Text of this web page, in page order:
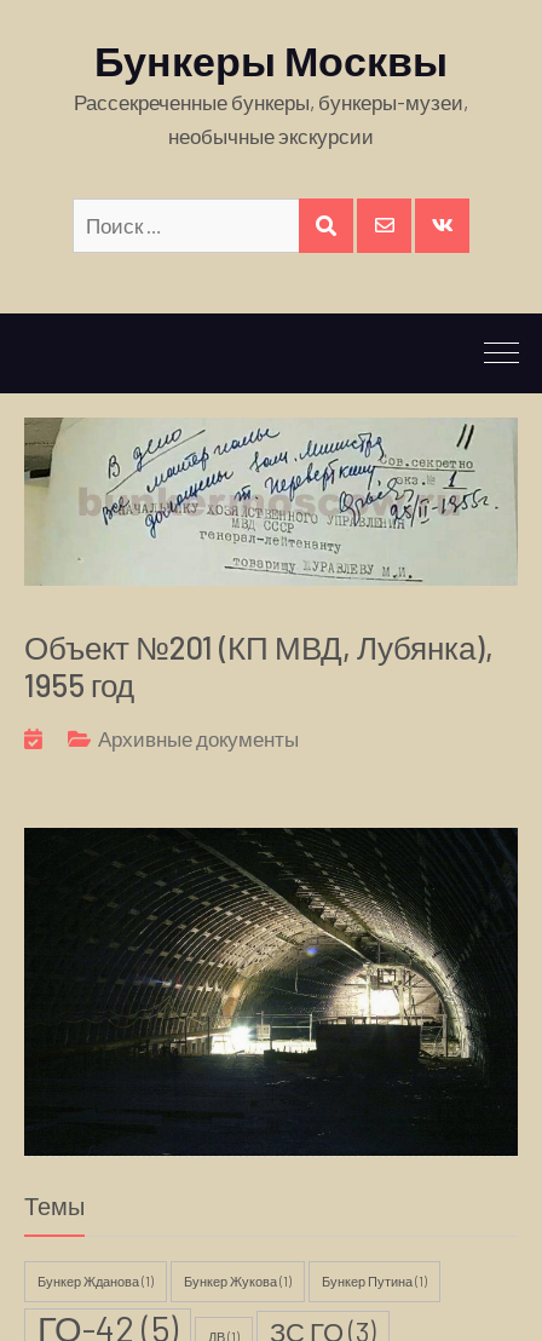
Бункеры Москвы
Рассекреченные бункеры, бункеры-музеи,
необычные экскурсии
Искать:
ПОИСК
Объект №201 (КП МВД, Лубянка),
1955 год
Архивные документы
Темы
Бункер Жданова(1) Бункер Жукова(1) Бункер Путина(1)
ГО-42 (5) ДВ(1) ЗС ГО(3)